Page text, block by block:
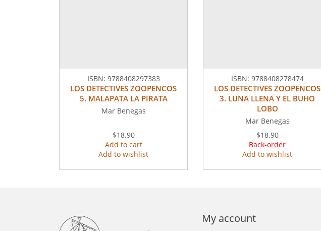
ISBN: 9788408297383
LOS DETECTIVES ZOOPENCOS
5. MALAPATA LA PIRATA
Mar Benegas
$18.90
Add to cart
Add to wishlist
ISBN: 9788408278474
LOS DETECTIVES ZOOPENCOS
3. LUNA LLENA Y EL BUHO
LOBO
Mar Benegas
$18.90
Back-order
Add to wishlist
My account